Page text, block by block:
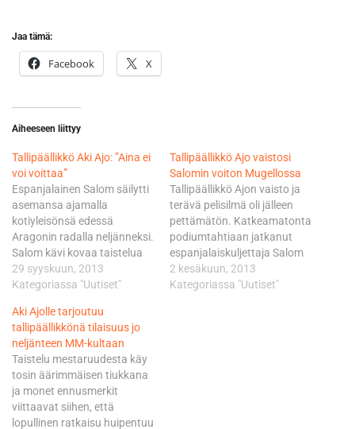
Jaa tämä:
Facebook X
Aiheeseen liittyy
Tallipäällikkö Aki Ajo: ”Aina ei
voi voittaa”
Espanjalainen Salom säilytti
asemansa ajamalla
kotiyleisönsä edessä
Aragonin radalla neljänneksi.
Salom kävi kovaa taistelua
portugalilaisen Miguel
Oliveiran kanssa, jonka hän
tuhannesosalla.
Kolmannesta rivistä kauden
13. osakilpailuun
startanneella Salomilla ei
ollut tällä kertaa asiaa
voittotaisteluun, joka käytiin
hänen maanmiestensä Alex
29 syyskuun, 2013
Kategoriassa "Uutiset"
Tallipäällikkö Ajo vaistosi
Salomin voiton Mugellossa
Tallipäällikkö Ajon vaisto ja
terävä pelisilmä oli jälleen
pettämätön. Katkeamatonta
podiumtahtiaan jatkanut
espanjalaiskuljettaja Salom
ajoi Mugellossa kauden
toisen ja uransa neljännen
2 kesäkuun, 2013
Kategoriassa "Uutiset"
Aki Ajolle tarjoutuu
tallipäällikkönä tilaisuus jo
neljänteen MM-kultaan
Taistelu mestaruudesta käy
tosin äärimmäisen tiukkana
ja monet ennusmerkit
viittaavat siihen, että
lopullinen ratkaisu huipentuu